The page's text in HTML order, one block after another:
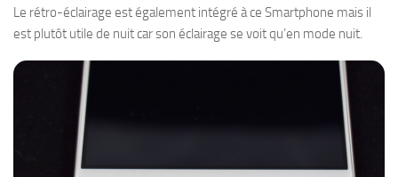
Le rétro-éclairage est également intégré à ce Smartphone mais il
est plutôt utile de nuit car son éclairage se voit qu’en mode nuit.